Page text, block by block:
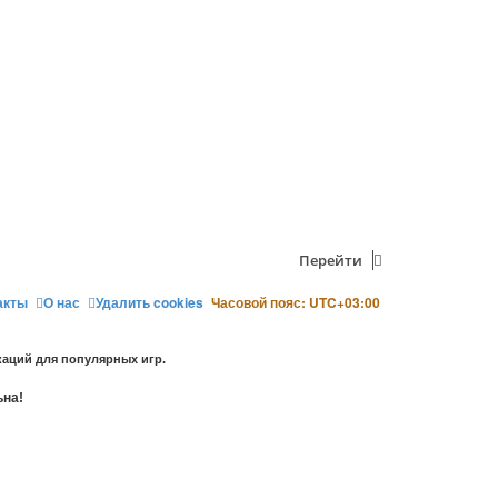
Перейти
Часовой пояс: UTC+03:00
Удалить cookies
О нас
для популярных игр.